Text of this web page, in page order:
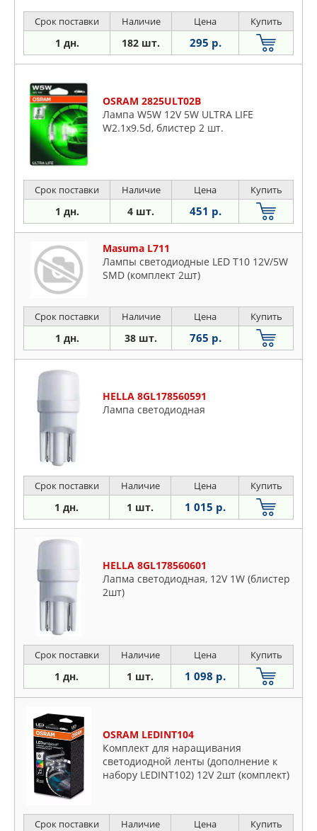
Срок поставки Наличие Цена Купить
1 дн. 182 шт. 295 р.
OSRAM 2825ULT02B
Лампа W5W 12V 5W ULTRA LIFE
W2.1x9.5d, блистер 2 шт.
Срок поставки Наличие Цена Купить
1 дн. 4 шт. 451 р.
Masuma L711
Лампы светодиодные LED T10 12V/5W
SMD (комплект 2шт)
Срок поставки Наличие Цена Купить
1 дн. 38 шт. 765 р.
HELLA 8GL178560591
Лампа светодиодная
Срок поставки Наличие Цена Купить
1 дн. 1 шт. 1 015 р.
HELLA 8GL178560601
Лапма светодиодная, 12V 1W (блистер
2шт)
Срок поставки Наличие Цена Купить
1 дн. 1 шт. 1 098 р.
OSRAM LEDINT104
Комплект для наращивания
светодиодной ленты (дополнение к
набору LEDINT102) 12V 2шт (комплект)
Срок поставки Наличие Цена Купить